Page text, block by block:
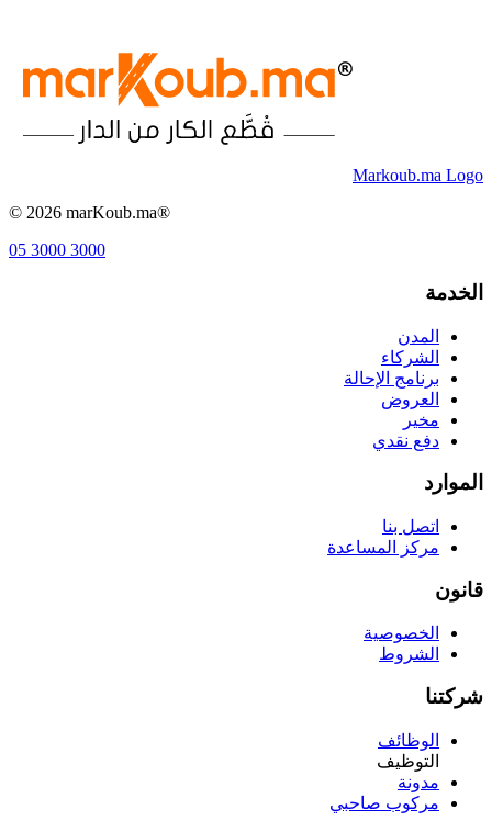
Markoub.ma Logo
© 2026 marKoub.ma®
05 3000 3000
الخدمة
المدن
الشركاء
برنامج الإحالة
العروض
مخير
دفع نقدي
الموارد
اتصل بنا
مركز المساعدة
قانون
الخصوصية
الشروط
شركتنا
الوظائف
التوظيف
مدونة
مركوب صاحبي